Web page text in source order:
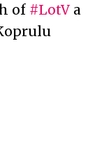
of #LotV a